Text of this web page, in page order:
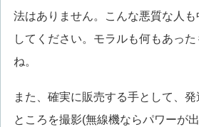
法はありません。こんな悪質な人
してください。モラルも何もあっ
ね。
また、確実に販売する手として、
ところを撮影(無線機ならパワーが